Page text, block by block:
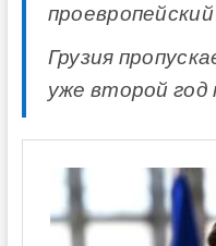
Грузия
уже второй год